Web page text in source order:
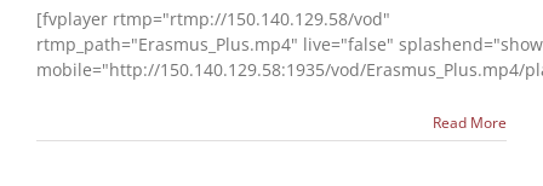
Εκδήλωση
Erasmus+
[fvplayer rtmp="rtmp://150.140.129.58/vod"
rtmp_path="Erasmus_Plus.mp4" live="false"
mobile="http://150.140.129.58:1935/vod/Erasmus_Plus.mp4/
Read More